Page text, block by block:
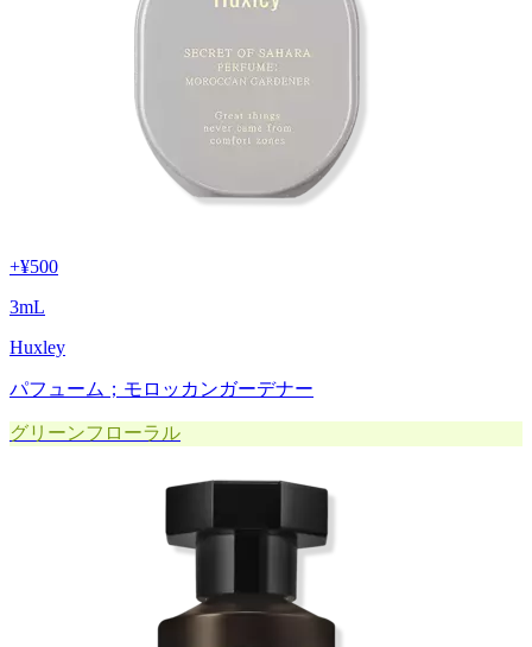
+¥500
3mL
Huxley
パフューム；モロッカンガーデナー
グリーンフローラル